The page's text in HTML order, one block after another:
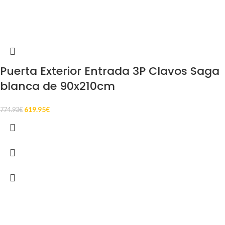
Puerta Exterior Entrada 3P Clavos Saga
blanca de 90x210cm
774.93€ 619.95€